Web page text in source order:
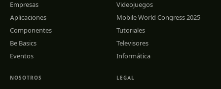
Empresas
Aplicaciones
Componentes
Be Basics
Eventos
Videojuegos
Mobile World Congress 2025
Tutoriales
Televisores
Informática
NOSOTROS LEGAL